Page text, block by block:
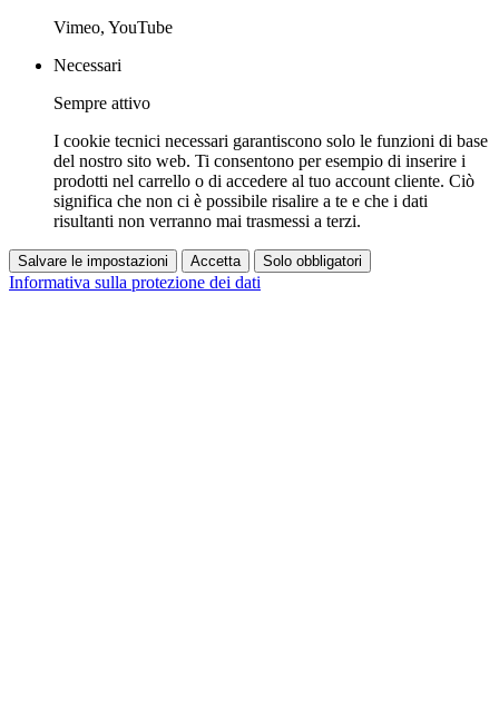
Vimeo, YouTube
Necessari
Sempre attivo
I cookie tecnici necessari garantiscono solo le funzioni di base
del nostro sito web. Ti consentono per esempio di inserire i
prodotti nel carrello o di accedere al tuo account cliente. Ciò
significa che non ci è possibile risalire a te e che i dati
risultanti non verranno mai trasmessi a terzi.
Salvare le impostazioni Accetta Solo obbligatori
Informativa sulla protezione dei dati